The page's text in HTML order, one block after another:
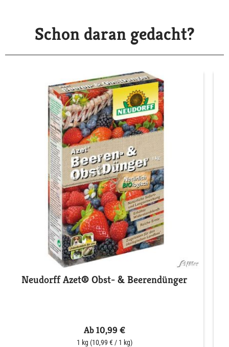
Schon daran gedacht?
Neudorff Azet® Obst- & Beerendünger
Ab 10,99 €
1 kg (10,99 € / 1 kg)